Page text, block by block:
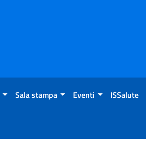
Sala stampa Eventi ISSalute